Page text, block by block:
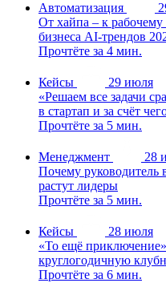
Автоматизация
От хайпа – к
бизнеса AI-трендов
Прочтёте за 4 мин.
Кейсы
29 июля
«Решаем все задачи
в стартап и за счёт
Прочтёте за 5 мин.
Менеджмент
28
Почему руководитель
растут лидеры
Прочтёте за 5 мин.
Кейсы
28 июля
«То ещё
круглогодичную
Прочтёте за 6 мин.